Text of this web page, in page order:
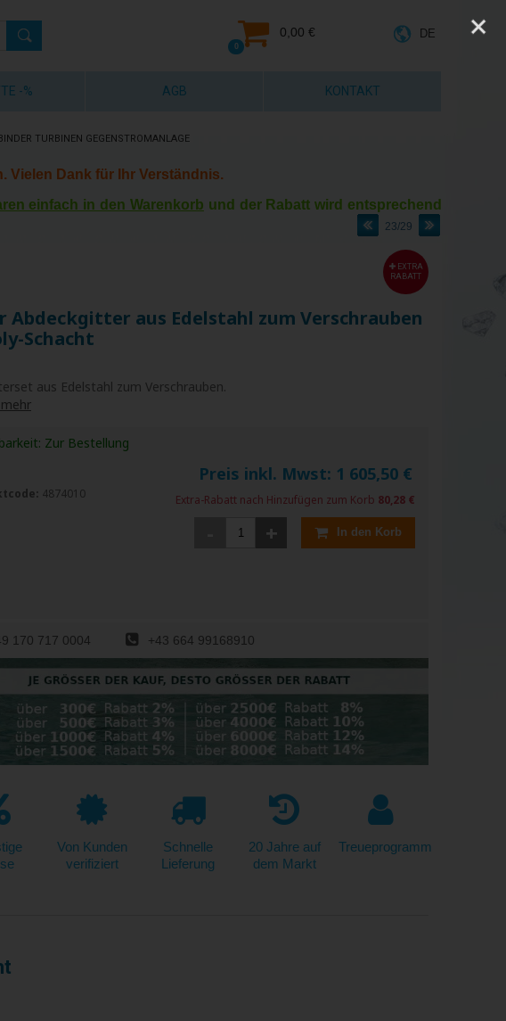
0,00 €
0
DE
-% AGB KONTAKT
BINDER TURBINEN GEGENSTROMANLAGE
Vielen Dank für Ihr Verständnis.
einfach in den Warenkorb und der Rabatt wird entsprechend
23/29
EXTRA
RABATT
Abdeckgitter aus Edelstahl zum Verschrauben
Schacht
aus Edelstahl zum Verschrauben.
4874010
Zur Bestellung
Preis inkl. Mwst: 1 605,50 €
Extra-Rabatt nach Hinzufügen zum Korb 80,28 €
+ In den Korb
170 717 0004 +43 664 99168910
Von Kunden
verifiziert
Schnelle
Lieferung
20 Jahre auf
dem Markt
Treueprogramm